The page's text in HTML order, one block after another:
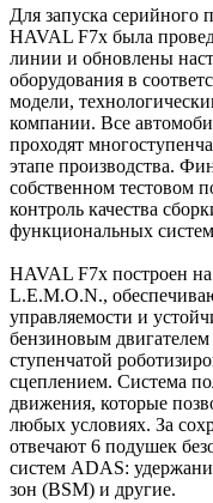
Для запуска серийного
HAVAL F7x была
линии и обновлены
оборудования в
модели,
компании. Все
проходят
этапе производства.
собственном тестовом
контроль качества
функциональных
HAVAL F7x построен
L.E.M.O.N.,
управляемости и
бензиновым
ступенчатой
сцеплением. Система
движения, которые
любых условиях. За
отвечают 6 подушек
систем ADAS:
зон (BSM) и другие.